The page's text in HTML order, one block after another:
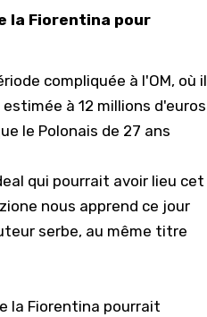
la Fiorentina pour
compliquée à l'OM, où il
à 12 millions d'euros
le Polonais de 27 ans
qui pourrait avoir lieu cet
nous apprend ce jour
serbe, au même titre
la Fiorentina pourrait